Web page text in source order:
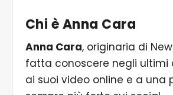
Chi èAnna Cara
Anna Cara, originaria di
fatta conoscere negli ultimi
ai suoi video online e a una